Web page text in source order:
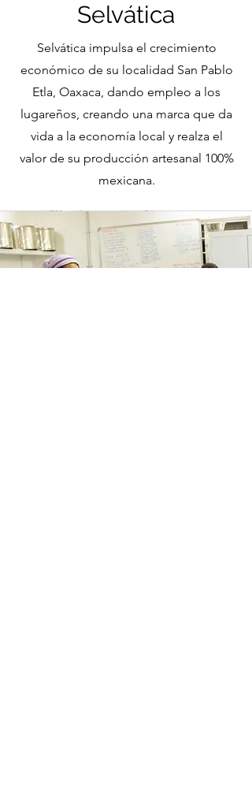
Selvática
Selvática impulsa el crecimiento
económico de su localidad San Pablo
Etla, Oaxaca, dando empleo a los
lugareños, creando una marca que da
vida a la economía local y realza el
valor de su producción artesanal 100%
mexicana.